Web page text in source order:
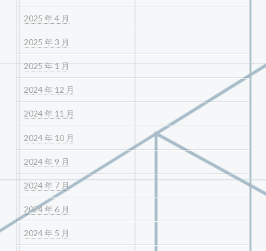
2025 年 4 月
2025 年 3 月
2025 年 1 月
2024 年 12 月
2024 年 11 月
2024 年 10 月
2024 年 9 月
2024 年 7 月
2024 年 6 月
2024 年 5 月